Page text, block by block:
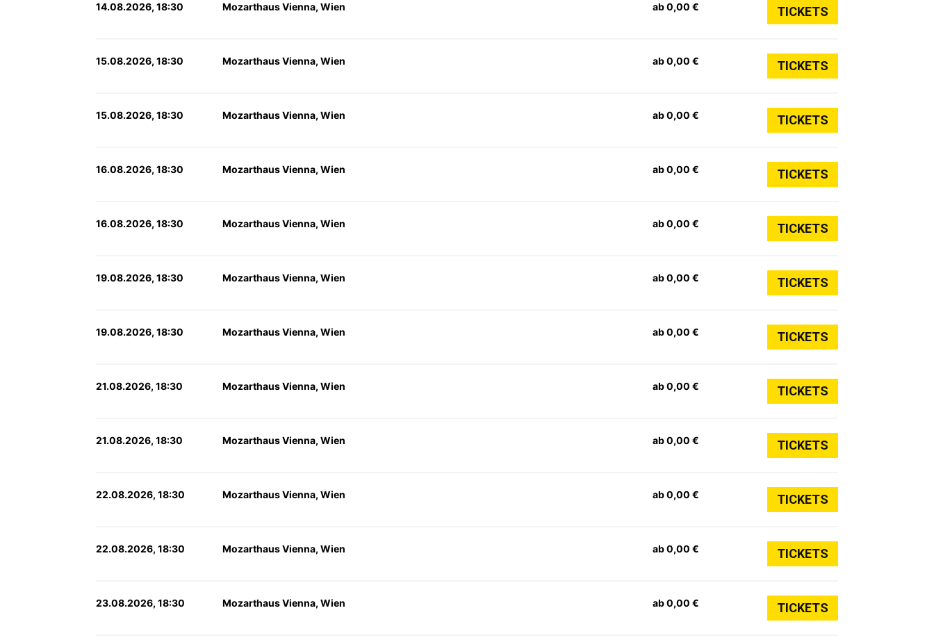
14.08.2026, 18:30 Mozarthaus Vienna, Wien ab 0,00 € TICKETS
15.08.2026, 18:30 Mozarthaus Vienna, Wien ab 0,00 € TICKETS
15.08.2026, 18:30 Mozarthaus Vienna, Wien ab 0,00 € TICKETS
16.08.2026, 18:30 Mozarthaus Vienna, Wien ab 0,00 € TICKETS
16.08.2026, 18:30 Mozarthaus Vienna, Wien ab 0,00 € TICKETS
19.08.2026, 18:30 Mozarthaus Vienna, Wien ab 0,00 € TICKETS
19.08.2026, 18:30 Mozarthaus Vienna, Wien ab 0,00 € TICKETS
21.08.2026, 18:30 Mozarthaus Vienna, Wien ab 0,00 € TICKETS
21.08.2026, 18:30 Mozarthaus Vienna, Wien ab 0,00 € TICKETS
22.08.2026, 18:30 Mozarthaus Vienna, Wien ab 0,00 € TICKETS
22.08.2026, 18:30 Mozarthaus Vienna, Wien ab 0,00 € TICKETS
23.08.2026, 18:30 Mozarthaus Vienna, Wien ab 0,00 € TICKETS